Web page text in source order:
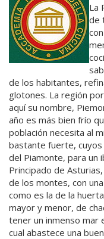
La
de
de los habitantes,
glotones. La región
aquí su nombre,
año es más bien frío
población necesita al
bastante fuerte, cuyos
del Piamonte, para un
Principado de
de los montes, con
como es la de la
mayor y menor, de
tener un inmenso mar
cual abastece una